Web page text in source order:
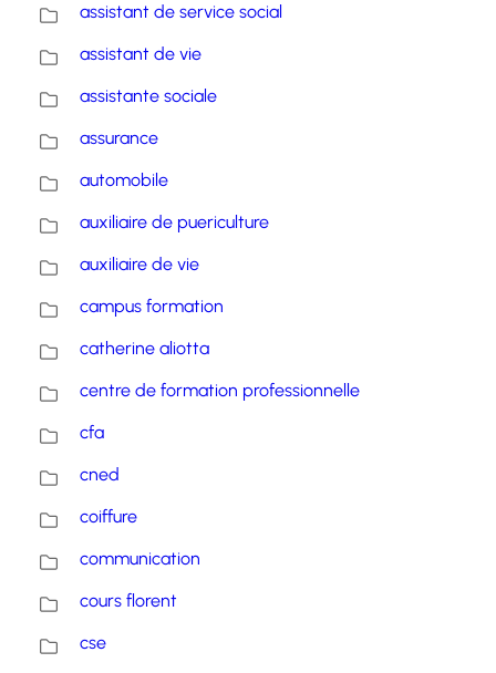
assistant de service social
assistant de vie
assistante sociale
assurance
automobile
auxiliaire de puericulture
auxiliaire de vie
campus formation
catherine aliotta
centre de formation professionnelle
cfa
cned
coiffure
communication
cours florent
cse